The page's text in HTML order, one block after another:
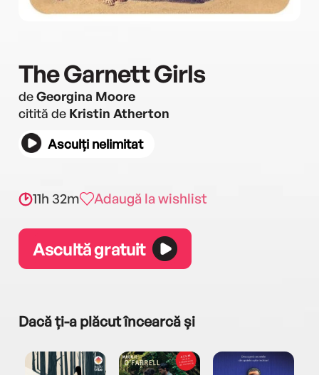
The Garnett Girls
deGeorgina Moore
citită de Kristin Atherton
Asculți nelimitat
11h 32m Adaugă la wishlist
Ascultă gratuit
Dacă ți-a plăcut încearcă și